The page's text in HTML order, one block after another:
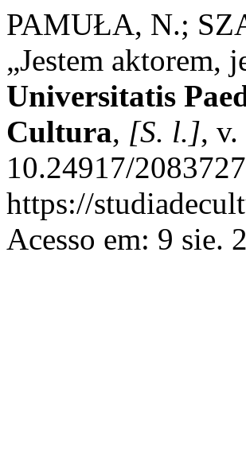
PAMUŁA, N.;
„Jestem aktorem,
Universitatis
Cultura, [S. l.],
10.24917/
https://
Acesso em: 9 sie.